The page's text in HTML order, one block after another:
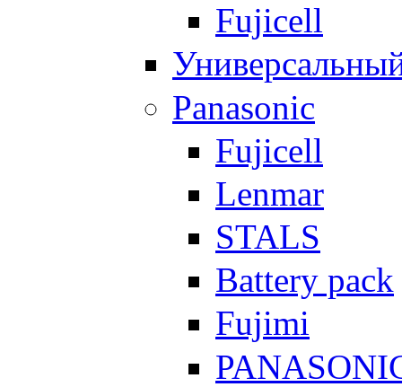
Fujicell
Panasonic
Fujicell
Lenmar
STALS
Battery pack
Fujimi